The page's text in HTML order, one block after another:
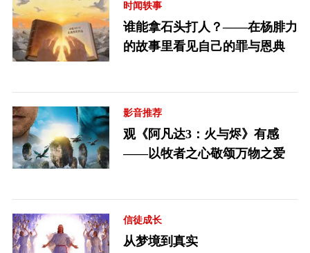
时闻轶事
谁能拿石头打人？——在杨腓力
的故事里看见自己的罪与恩典
影音推荐
观《阿凡达3：火与烬》有感
——以牧者之心敬颂万物之爱
信徒成长
从梦境到真实